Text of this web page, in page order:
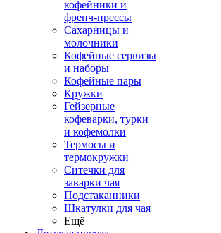
кофейники и
френч-прессы
Сахарницы и
молочники
Кофейные сервизы
и наборы
Кофейные пары
Кружки
Гейзерные
кофеварки, турки
и кофемолки
Термосы и
термокружки
Ситечки для
заварки чая
Подстаканники
Шкатулки для чая
Ещё